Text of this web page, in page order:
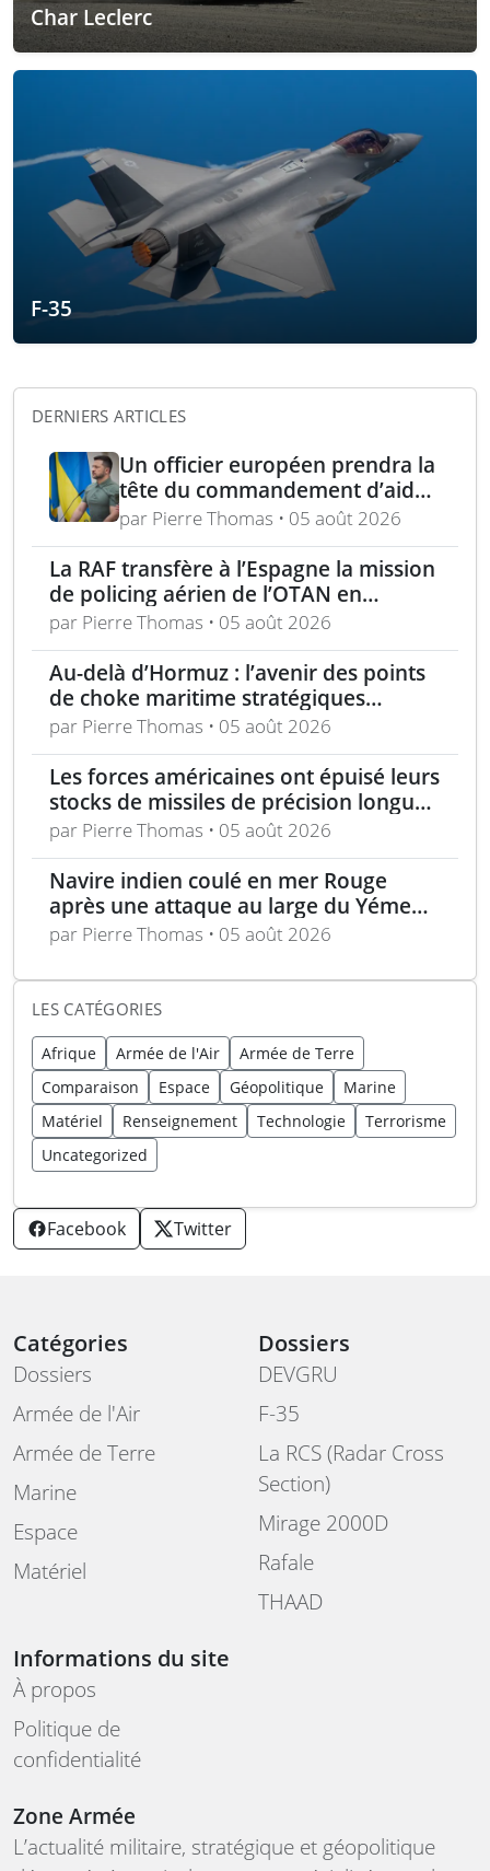
Char Leclerc
F-35
DERNIERS ARTICLES
Un officier européen prendra la
tête du commandement d’aide
militaire à l’Ukraine d’ici un an
par Pierre Thomas • 05 août 2026
La RAF transfère à l’Espagne la mission
de policing aérien de l’OTAN en
Roumanie
par Pierre Thomas • 05 août 2026
Au-delà d’Hormuz : l’avenir des points
de choke maritime stratégiques
mondiaux
par Pierre Thomas • 05 août 2026
Les forces américaines ont épuisé leurs
stocks de missiles de précision longue
portée dans la guerre contre l’Iran
par Pierre Thomas • 05 août 2026
Navire indien coulé en mer Rouge
après une attaque au large du Yémen,
équipage sauvé
par Pierre Thomas • 05 août 2026
LES CATÉGORIES
Afrique Armée de l'Air
Armée de Terre
Comparaison
Espace Géopolitique
Marine
Matériel
Renseignement Technologie
Terrorisme
Uncategorized
Facebook Twitter
Catégories
Dossiers
Armée de l'Air
Armée de Terre
Marine
Espace
Matériel
Dossiers
DEVGRU
F-35
La RCS (Radar Cross
Section)
Mirage 2000D
Rafale
THAAD
Informations du site
À propos
Politique de
confidentialité
Zone Armée
L’actualité militaire, stratégique et géopolitique